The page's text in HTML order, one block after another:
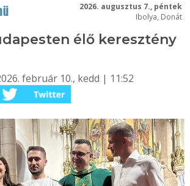
2026. augusztus 7., péntek
Ibolya, Donát
élő keresztény
február 10., kedd | 11:52